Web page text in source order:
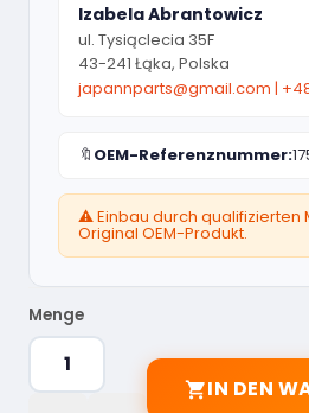
Izabela Abrantowicz
ul. Tysiąclecia 35F
43-241 Łąka, Polska
japannparts@gmail.com |
🔖 OEM-Referenznummer:
⚠️ Einbau durch qualifizierten
Original OEM-Produkt.
Menge
IN DEN